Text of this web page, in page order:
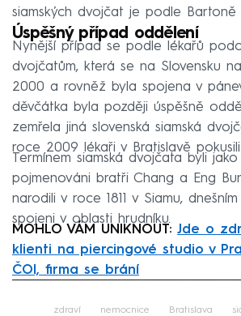
siamských dvojčat je podle Bartoně
Úspěšný případ oddělení
Nynější případ se podle lékařů
dvojčatům, která se na Slovensku
2000 a rovněž byla spojena v
děvčátka byla později úspěšně
zemřela jiná slovenská siamská
roce 2009 lékaři v Bratislavě
Termínem siamská dvojčata byli
pojmenováni bratři Chang a Eng
narodili v roce 1811 v Siamu,
spojeni v oblasti hrudníku.
MOHLO VÁM UNIKNOUT: Jde o
klienti na piercingové studio v
ČOI, firma se brání
zdraví nemocnice Bratislava